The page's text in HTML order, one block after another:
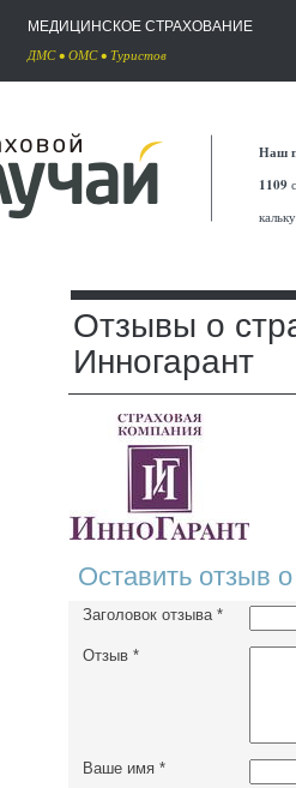
МЕДИЦИНСКОЕ СТРАХОВАНИЕ
ДМС• ОМС• Туристов
Наш
1109
Отзывы о
Инногарант
Оставить отзыв
Заголовок отзыва *
Отзыв *
Ваше имя *